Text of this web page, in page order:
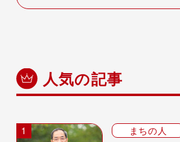
人気の記事
まちの人